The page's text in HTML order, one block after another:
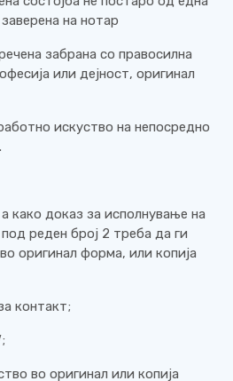
на нотар
забрана со правосилна
или дејност, оригинал
искуство на непосредно
како доказ за исполнување на
реден број 2 треба да ги
оригинал форма, или копија
контакт;
во оригинал или копија